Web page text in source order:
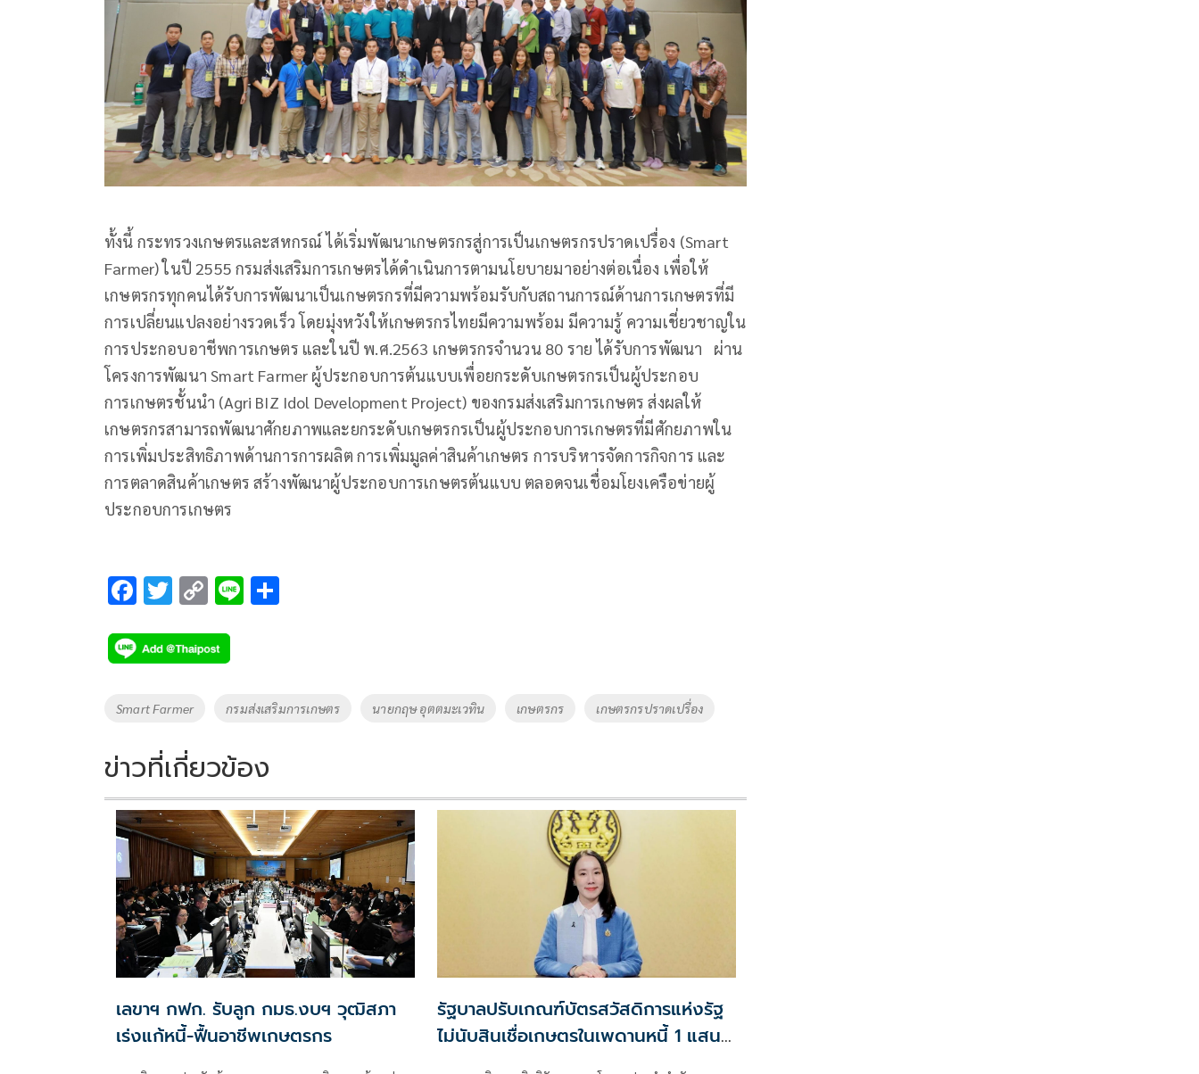
ทั้งนี้ กระทรวงเกษตรและสหกรณ์ ได้เริ่มพัฒนาเกษตรกรสู่การเป็นเกษตรกรปราดเปรื่อง (Smart
Farmer) ในปี 2555 กรมส่งเสริมการเกษตรได้ดำเนินการตามนโยบายมาอย่างต่อเนื่อง เพื่อให้
เกษตรกรทุกคนได้รับการพัฒนาเป็นเกษตรกรที่มีความพร้อมรับกับสถานการณ์ด้านการเกษตรที่มี
การเปลี่ยนแปลงอย่างรวดเร็ว โดยมุ่งหวังให้เกษตรกรไทยมีความพร้อม มีความรู้ ความเชี่ยวชาญใน
การประกอบอาชีพการเกษตร และในปี พ.ศ.2563 เกษตรกรจำนวน 80 ราย ได้รับการพัฒนา ผ่าน
โครงการพัฒนา Smart Farmer ผู้ประกอบการต้นแบบเพื่อยกระดับเกษตรกรเป็นผู้ประกอบ
การเกษตรชั้นนำ (Agri BIZ Idol Development Project) ของกรมส่งเสริมการเกษตร ส่งผลให้
เกษตรกรสามารถพัฒนาศักยภาพและยกระดับเกษตรกรเป็นผู้ประกอบการเกษตรที่มีศักยภาพใน
การเพิ่มประสิทธิภาพด้านการการผลิต การเพิ่มมูลค่าสินค้าเกษตร การบริหารจัดการกิจการ และ
การตลาดสินค้าเกษตร สร้างพัฒนาผู้ประกอบการเกษตรต้นแบบ ตลอดจนเชื่อมโยงเครือข่ายผู้
ประกอบการเกษตร
F
e
b
o
k
T
tt
er
C
p
y
Li
k
Li
Tags
Smart Farmer กรมส่งเสริมการเกษตร นายกฤษ อุตตมะเวทิน เกษตรกร เกษตรกรปราดเปรื่อง
ข่าวที่เกี่ยวข้อง
เลขาฯ กฟก. รับลูก กมธ.งบฯ วุฒิสภา
เร่งแก้หนี้-ฟื้นอาชีพเกษตรกร
รัฐบาลปรับเกณฑ์บัตรสวัสดิการแห่งรัฐ
ไม่นับสินเชื่อเกษตรในเพดานหนี้ 1 แสน